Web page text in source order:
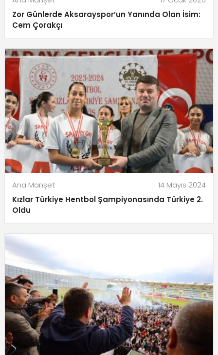
Zor Günlerde Aksarayspor’un Yanında Olan İsim:
Cem Çorakçı
Ana Manşet
14 Mayıs 2024
Kızlar Türkiye Hentbol Şampiyonasında Türkiye 2.
Oldu